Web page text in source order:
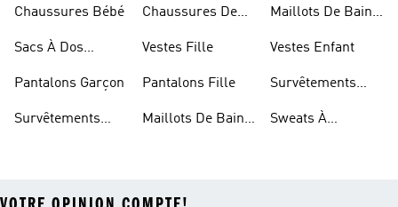
Chaussures Bébé
Sacs À Dos
Pantalons Garçon
Survêtements
Chaussures De
Vestes Fille
Pantalons Fille
Maillots De Bain
Maillots De Bain
Vestes Enfant
Survêtements
Sweats À